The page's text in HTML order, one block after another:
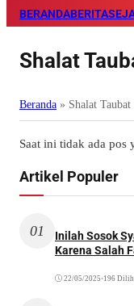
BERANDABERITA
Shalat
Beranda » Shalat Taubat
Saat ini tidak ada pos
Artikel Populer
01
Inilah Sosok
Karena Salah
22/05/2025 •196